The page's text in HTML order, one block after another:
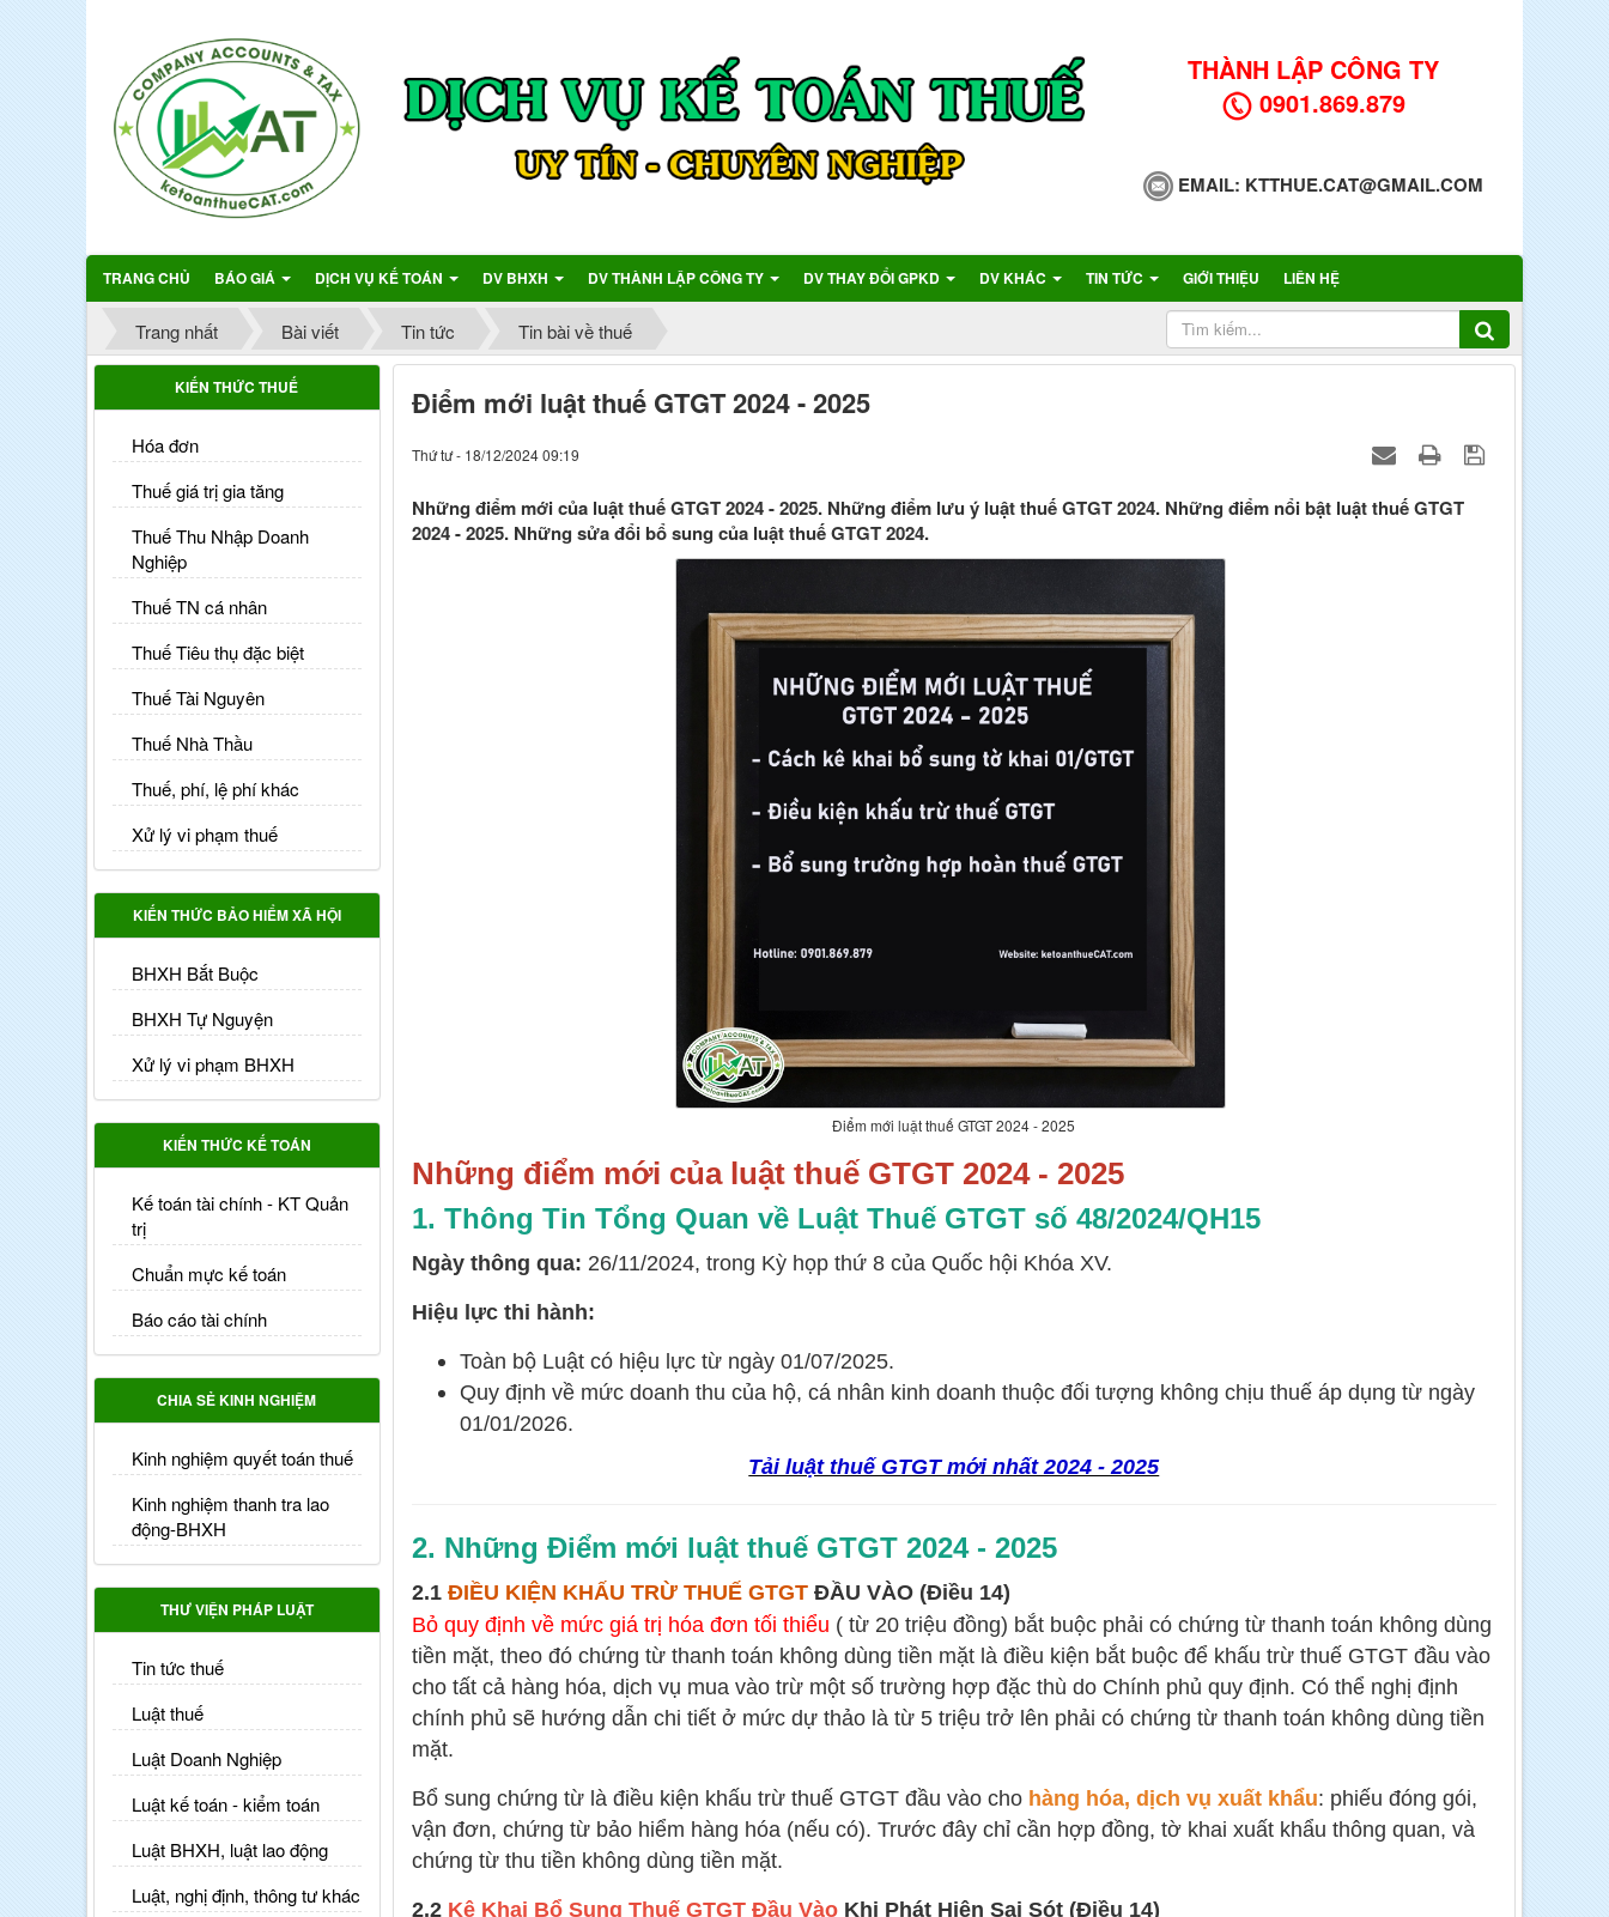
THÀNH LẬP CÔNG TY
0901.869.879
EMAIL: KTTHUE.CAT@GMAIL.COM
TRANG CHỦ BÁO GIÁ DỊCH VỤ KẾ TOÁN DV BHXH DV THÀNH LẬP CÔNG TY DV THAY ĐỔI GPKD DV KHÁC TIN TỨC GIỚI THIỆU LIÊN HỆ
Trang nhất Bài viết Tin tức Tin bài về thuế
Điểm mới luật thuế GTGT 2024 - 2025
Thứ tư - 18/12/2024 09:19
Những điểm mới của luật thuế GTGT 2024 - 2025. Những điểm lưu ý luật thuế GTGT 2024. Những điểm nổi bật luật thuế GTGT
2024 - 2025. Những sửa đổi bổ sung của luật thuế GTGT 2024.
Điểm mới luật thuế GTGT 2024 - 2025
Những điểm mới của luật thuế GTGT 2024 - 2025
1. Thông Tin Tổng Quan về Luật Thuế GTGT số 48/2024/QH15
Ngày thông qua: 26/11/2024, trong Kỳ họp thứ 8 của Quốc hội Khóa XV.
Hiệu lực thi hành:
Toàn bộ Luật có hiệu lực từ ngày 01/07/2025.
Quy định về mức doanh thu của hộ, cá nhân kinh doanh thuộc đối tượng không chịu thuế áp dụng từ ngày
01/01/2026.
Tải luật thuế GTGT mới nhất 2024 - 2025
2. Những Điểm mới luật thuế GTGT 2024 - 2025
2.1 ĐIỀU KIỆN KHẤU TRỪ THUẾ GTGTĐẦU VÀO (Điều 14)
Bỏ quy định về mức giá trị hóa đơn tối thiểu ( từ 20 triệu đồng) bắt buộc phải có chứng từ thanh toán không dùng
tiền mặt, theo đó chứng từ thanh toán không dùng tiền mặt là điều kiện bắt buộc để khấu trừ thuế GTGT đầu vào
cho tất cả hàng hóa, dịch vụ mua vào trừ một số trường hợp đặc thù do Chính phủ quy định. Có thể nghị định
chính phủ sẽ hướng dẫn chi tiết ở mức dự thảo là từ 5 triệu trở lên phải có chứng từ thanh toán không dùng tiền
mặt.
Bổ sung chứng từ là điều kiện khấu trừ thuế GTGT đầu vào cho hàng hóa, dịch vụ xuất khẩu: phiếu đóng gói,
vận đơn, chứng từ bảo hiểm hàng hóa (nếu có). Trước đây chỉ cần hợp đồng, tờ khai xuất khẩu thông quan, và
chứng từ thu tiền không dùng tiền mặt.
2.2 Kê Khai Bổ Sung Thuế GTGT Đầu VàoKhi Phát Hiện Sai Sót (Điều 14)
KIẾN THỨC THUẾ
Hóa đơn
Thuế giá trị gia tăng
Thuế Thu Nhập Doanh
Nghiệp
Thuế TN cá nhân
Thuế Tiêu thụ đặc biệt
Thuế Tài Nguyên
Thuế Nhà Thầu
Thuế, phí, lệ phí khác
Xử lý vi phạm thuế
KIẾN THỨC BẢO HIỂM XÃ HỘI
BHXH Bắt Buộc
BHXH Tự Nguyện
Xử lý vi phạm BHXH
KIẾN THỨC KẾ TOÁN
Kế toán tài chính - KT Quản
trị
Chuẩn mực kế toán
Báo cáo tài chính
CHIA SẺ KINH NGHIỆM
Kinh nghiệm quyết toán thuế
Kinh nghiệm thanh tra lao
động-BHXH
THƯ VIỆN PHÁP LUẬT
Tin tức thuế
Luật thuế
Luật Doanh Nghiệp
Luật kế toán - kiểm toán
Luật BHXH, luật lao động
Luật, nghị định, thông tư khác